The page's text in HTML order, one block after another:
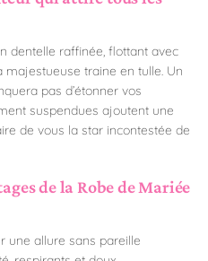
dentelle raffinée, flottant avec
majestueuse traine en tulle. Un
pas d’étonner vos
suspendues ajoutent une
de vous la star incontestée de
de la Robe de Mariée
une allure sans pareille